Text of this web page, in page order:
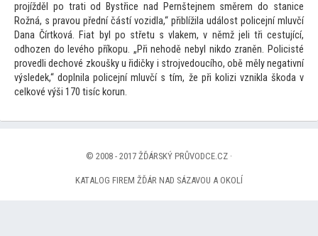
projížděl po trati od Bystřice nad Pernštejnem směrem do stanice
Rožná, s pravou přední částí vozidla,“ přiblížila událost policejní mluvčí
Dana Čírtková. Fiat byl po střetu s vlakem, v němž jeli tři cestující,
odhozen do levého příkopu. „Při nehodě nebyl nikdo zraněn. Policisté
provedli dechové zkoušky u řidičky i strojvedoucího, obě měly negativní
výsledek,“ doplnila policejní mluvčí s tím, že při kolizi vznikla škoda v
celkové výši 170 tisíc korun.
© 2008 - 2017 ŽĎÁRSKÝ PRŮVODCE.CZ ·
KATALOG FIREM ŽĎÁR NAD SÁZAVOU A OKOLÍ